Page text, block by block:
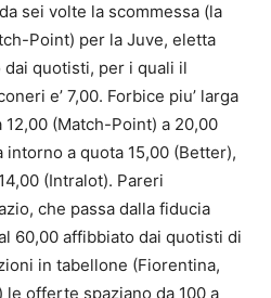
sei volte la scommessa (la
Point) per la Juve, eletta
quotisti, per i quali il
e’ 7,00. Forbice piu’ larga
12,00 (Match-Point) a 20,00
intorno a quota 15,00 (Better),
(Intralot). Pareri
che passa dalla fiducia
60,00 affibbiato dai quotisti di
in tabellone (Fiorentina,
le offerte spaziano da 100 a